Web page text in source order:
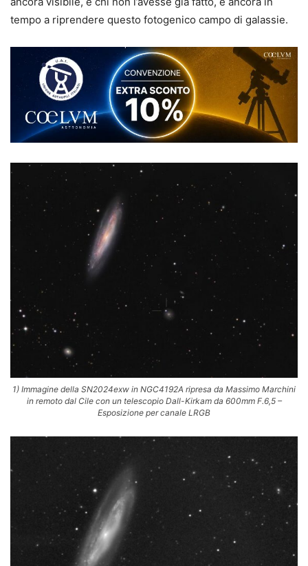
tempo a riprendere questo fotogenico campo di galassie.
1) Immagine della SN2024exw in NGC4192A ripresa da Massimo Marchini
in remoto dal Cile con un telescopio Dall-Kirkam da 600mm F.6,5 –
Esposizione per canale LRGB